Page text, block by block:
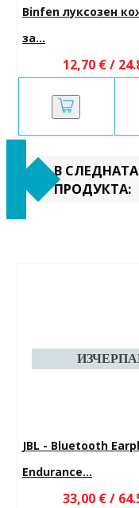
Binfen луксозен
за...
12,70 € /
В
ПРОДУКТА:
JBL - Bluetooth
Endurance...
33,00 € /